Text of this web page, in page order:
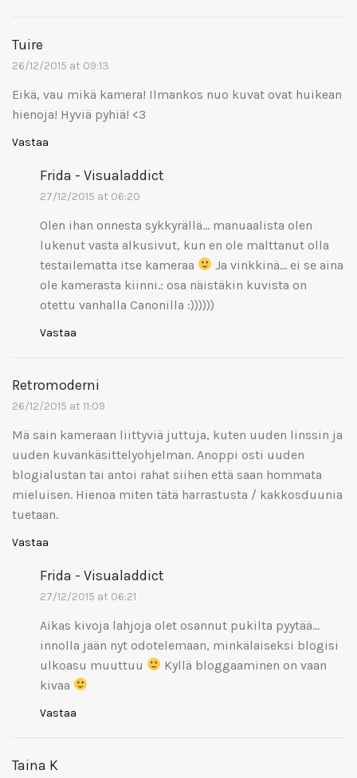
Tuire
26/12/2015 at 09:13
Eikä, vau mikä kamera! Ilmankos nuo kuvat ovat huikean
hienoja! Hyviä pyhiä! <3
Vastaa
Frida - Visualaddict
27/12/2015 at 06:20
Olen ihan onnesta sykkyrällä… manuaalista olen
lukenut vasta alkusivut, kun en ole malttanut olla
testailematta itse kameraa
Ja vinkkinä… ei se aina
ole kamerasta kiinni.: osa näistäkin kuvista on
otettu vanhalla Canonilla :))))))
Vastaa
Retromoderni
26/12/2015 at 11:09
Mä sain kameraan liittyviä juttuja, kuten uuden linssin ja
uuden kuvankäsittelyohjelman. Anoppi osti uuden
blogialustan tai antoi rahat siihen että saan hommata
mieluisen. Hienoa miten tätä harrastusta / kakkosduunia
tuetaan.
Vastaa
Frida - Visualaddict
27/12/2015 at 06:21
Aikas kivoja lahjoja olet osannut pukilta pyytää…
innolla jään nyt odotelemaan, minkälaiseksi blogisi
ulkoasu muuttuu
Kyllä bloggaaminen on vaan
kivaa
Vastaa
Taina K